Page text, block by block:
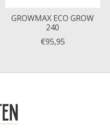
GROWMAX ECO GROW
240
€95,95